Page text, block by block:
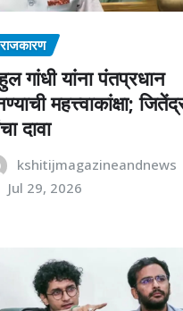
राजकारण
गांधी यांना पंतप्रधान
महत्त्वाकांक्षा;
दावा
kshitijmagazineandnews
Jul 29, 2026